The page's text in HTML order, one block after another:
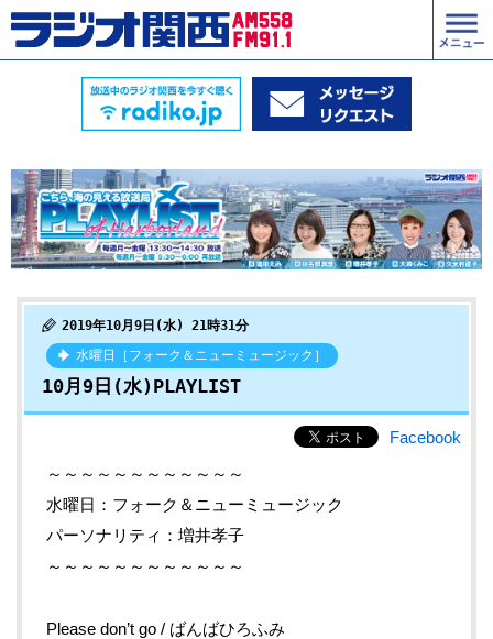
2019年10月9日(水) 21時31分
水曜日［フォーク＆ニューミュージック］
10月9日(水)PLAYLIST
Facebook
～～～～～～～～～～～～
水曜日：フォーク＆ニューミュージック
パーソナリティ：増井孝子
～～～～～～～～～～～～
Please don’t go / ばんばひろふみ